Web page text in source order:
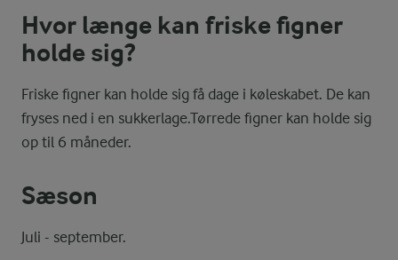
Hvor længe kan friske figner
holde sig?
Friske figner kan holde sig få dage i køleskabet. De kan
fryses ned i en sukkerlage.Tørrede figner kan holde sig
op til 6 måneder.
Sæson
Juli - september.